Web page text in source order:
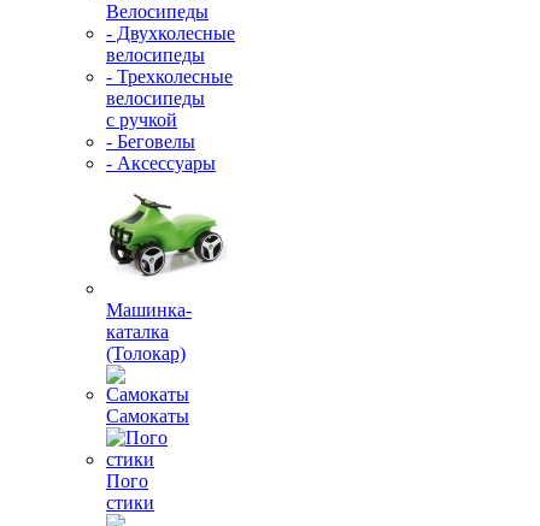
Велосипеды
- Двухколесные
велосипеды
- Трехколесные
велосипеды
с ручкой
- Беговелы
- Аксессуары
Машинка-
каталка
(Толокар)
Самокаты
Пого
стики